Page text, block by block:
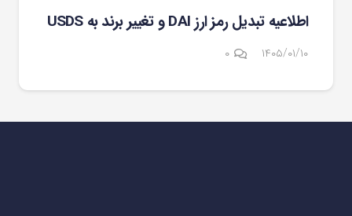
اطلاعیه تبدیل رمز ارز DAI و تغییر برند به USDS
۱۴۰۵/۰۱/۱۰ ۰